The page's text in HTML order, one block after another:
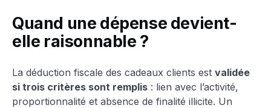
Quand une dépense devient-
elle raisonnable ?
La déduction fiscale des cadeaux clients est validée
si trois critères sont remplis : lien avec l’activité,
proportionnalité et absence de finalité illicite. Un